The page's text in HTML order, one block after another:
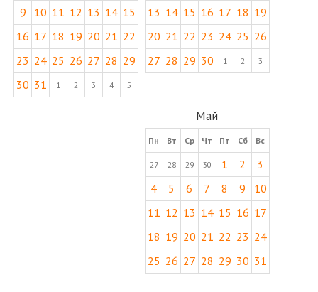
9
10 11 12 13 14 15
16 17 18 19 20 21 22
23 24 25 26 27 28 29
30 31 1 2 3 4 5
13 14 15 16 17 18 19
20 21 22 23 24 25 26
27 28 29 30 1 2 3
Май
Пн Вт Ср Чт Пт Сб Вс
27 28 29 30 1 2
3
4
5 6 7 8 9
10
11 12 13 14 15 16 17
18 19 20 21 22 23 24
25 26 27 28 29 30 31